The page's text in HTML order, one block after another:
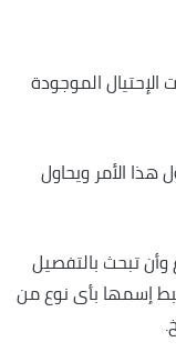
الإحتيال الموجودة
الأمر ويحاول
تبحث بالتفصيل
إسمها بأى نوع من